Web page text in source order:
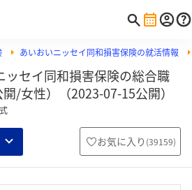
あいおいニッセイ同和損害保険の就活情報
ッセイ同和損害保険の総合職
/女性）（2023-07-15公開）
お気に入り (39159)